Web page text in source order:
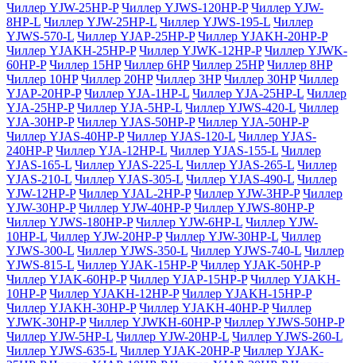
Чиллер YJW-25HP-P Чиллер YJWS-120HP-P Чиллер YJW-
8HP-L Чиллер YJW-25HP-L Чиллер YJWS-195-L Чиллер
YJWS-570-L Чиллер YJAP-25HP-P Чиллер YJAKH-20HP-P
Чиллер YJAKH-25HP-P Чиллер YJWK-12HP-P Чиллер YJWK-
60HP-P Чиллер 15HP Чиллер 6HP Чиллер 25HP Чиллер 8HP
Чиллер 10HP Чиллер 20HP Чиллер 3HP Чиллер 30HP Чиллер
YJAP-20HP-P Чиллер YJA-1HP-L Чиллер YJA-25HP-L Чиллер
YJA-25HP-P Чиллер YJA-5HP-L Чиллер YJWS-420-L Чиллер
YJA-30HP-P Чиллер YJAS-50HP-P Чиллер YJA-50HP-P
Чиллер YJAS-40HP-P Чиллер YJAS-120-L Чиллер YJAS-
240HP-P Чиллер YJA-12HP-L Чиллер YJAS-155-L Чиллер
YJAS-165-L Чиллер YJAS-225-L Чиллер YJAS-265-L Чиллер
YJAS-210-L Чиллер YJAS-305-L Чиллер YJAS-490-L Чиллер
YJW-12HP-P Чиллер YJAL-2HP-P Чиллер YJW-3HP-P Чиллер
YJW-30HP-P Чиллер YJW-40HP-P Чиллер YJWS-80HP-P
Чиллер YJWS-180HP-P Чиллер YJW-6HP-L Чиллер YJW-
10HP-L Чиллер YJW-20HP-P Чиллер YJW-30HP-L Чиллер
YJWS-300-L Чиллер YJWS-350-L Чиллер YJWS-740-L Чиллер
YJWS-815-L Чиллер YJAK-15HP-P Чиллер YJAK-50HP-P
Чиллер YJAK-60HP-P Чиллер YJAP-15HP-P Чиллер YJAKH-
10HP-P Чиллер YJAKH-12HP-P Чиллер YJAKH-15HP-P
Чиллер YJAKH-30HP-P Чиллер YJAKH-40HP-P Чиллер
YJWK-30HP-P Чиллер YJWKH-60HP-P Чиллер YJWS-50HP-P
Чиллер YJW-5HP-L Чиллер YJW-20HP-L Чиллер YJWS-260-L
Чиллер YJWS-635-L Чиллер YJAK-20HP-P Чиллер YJAK-